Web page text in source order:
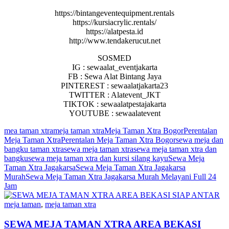
https://bintangeventequipment.rentals
https://kursiacrylic.rentals/
https://alatpesta.id
http://www.tendakerucut.net
SOSMED
IG : sewaalat_eventjakarta
FB : Sewa Alat Bintang Jaya
PINTEREST : sewaalatjakarta23
TWITTER : Alatevent_JKT
TIKTOK : sewaalatpestajakarta
YOUTUBE : sewaalatevent
mea taman xtrameja taman xtraMeja Taman Xtra BogorPerentalan
Meja Taman XtraPerentalan Meja Taman Xtra Bogorsewa meja dan
bangku taman xtrasewa meja taman xtrasewa meja taman xtra dan
bangkusewa meja taman xtra dan kursi silang kayuSewa Meja
Taman Xtra JagakarsaSewa Meja Taman Xtra Jagakarsa
MurahSewa Meja Taman Xtra Jagakarsa Murah Melayani Full 24
Jam
meja taman, meja taman xtra
SEWA MEJA TAMAN XTRA AREA BEKASI